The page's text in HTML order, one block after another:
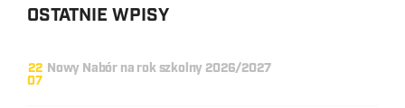
OSTATNIE WPISY
22
07
Nowy Nabór na rok szkolny 2026/2027